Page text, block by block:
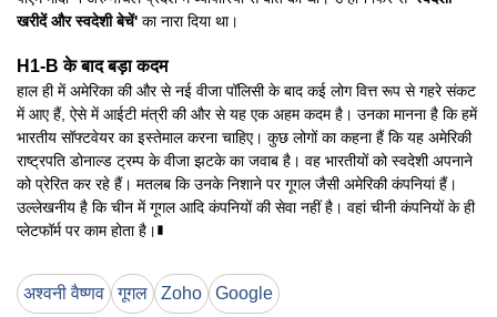
खरीदें और स्वदेशी बेचें' का नारा दिया था।
H1-B के बाद बड़ा कदम
हाल ही में अमेरिका की और से नई वीजा पॉलिसी के बाद कई लोग वित्त रूप से गहरे संकट
में आए हैं, ऐसे में आईटी मंत्री की और से यह एक अहम कदम है। उनका मानना है कि हमें
भारतीय सॉफ्टवेयर का इस्तेमाल करना चाहिए। कुछ लोगों का कहना हैं कि यह अमेरिकी
राष्ट्रपति डोनाल्ड ट्रम्प के वीजा झटके का जवाब है। वह भारतीयों को स्वदेशी अपनाने
को प्रेरित कर रहे हैं। मतलब कि उनके निशाने पर गूगल जैसी अमेरिकी कंपनियां हैं।
उल्लेखनीय है कि चीन में गूगल आदि कंपनियों की सेवा नहीं है। वहां चीनी कंपनियों के ही
प्लेटफॉर्म पर काम होता है।∎
अश्वनी वैष्णव गूगल Zoho Google